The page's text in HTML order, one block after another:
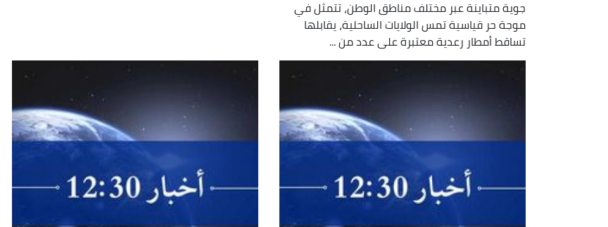
جوية متباينة عبر مختلف مناطق الوطن، تتمثل في
موجة حر قياسية تمس الولايات الساحلية، يقابلها
تساقط أمطار رعدية معتبرة على عدد من ...